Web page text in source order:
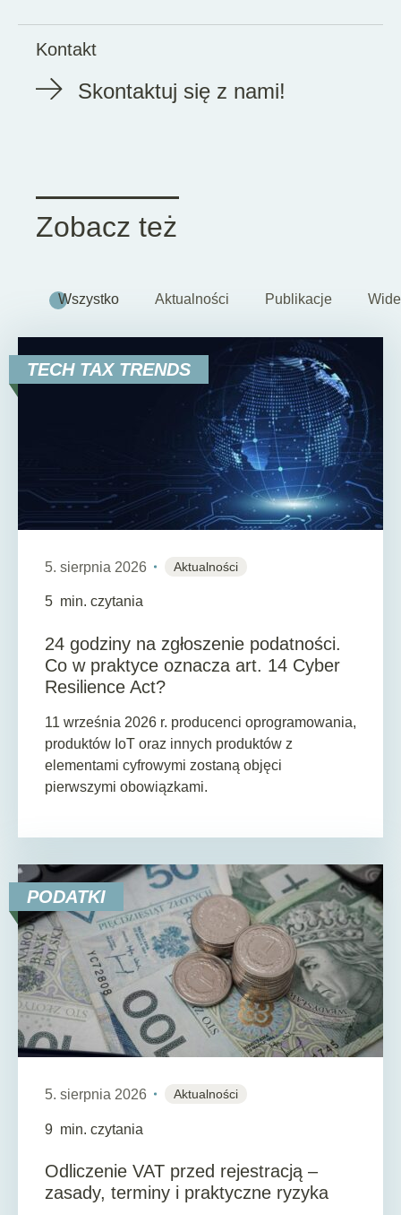
Kontakt
Skontaktuj się z nami!
Zobacz też
Wszystko Aktualności Publikacje
TECH TAX TRENDS
5. sierpnia 2026 Aktualności
5 min. czytania
24 godziny na zgłoszenie podatności.
Co w praktyce oznacza art. 14 Cyber
Resilience Act?
11 września 2026 r. producenci oprogramowania,
produktów IoT oraz innych produktów z
elementami cyfrowymi zostaną objęci
pierwszymi obowiązkami.
PODATKI
5. sierpnia 2026 Aktualności
9 min. czytania
Odliczenie VAT przed rejestracją –
zasady, terminy i praktyczne ryzyka